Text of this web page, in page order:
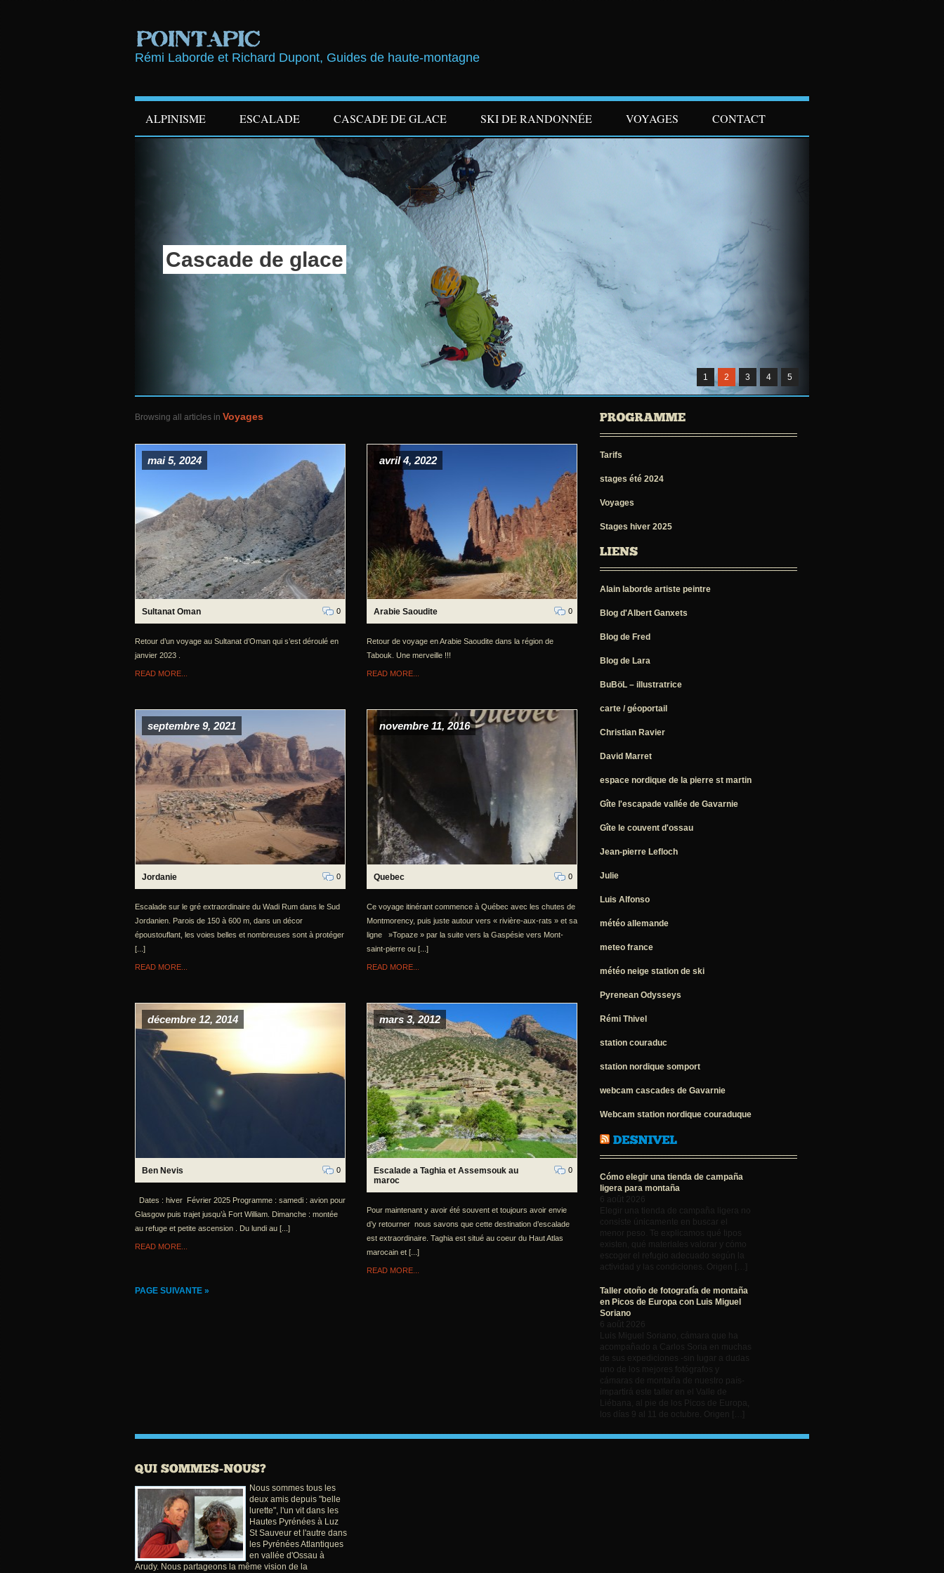
Rémi Laborde et Richard Dupont, Guides de haute-montagne
ALPINISME ESCALADE CASCADE DE GLACE SKI DE RANDONNÉE VOYAGES CONTACT
Cascade de glace
1 2 3 4 5
Browsing all articles in Voyages
mai 5, 2024
Sultanat Oman 0
Retour d’un voyage au Sultanat d’Oman qui s’est déroulé en
janvier 2023 .
READ MORE...
avril 4, 2022
Arabie Saoudite 0
Retour de voyage en Arabie Saoudite dans la région de
Tabouk. Une merveille !!!
READ MORE...
septembre 9, 2021
Jordanie 0
Escalade sur le gré extraordinaire du Wadi Rum dans le Sud
Jordanien. Parois de 150 à 600 m, dans un décor
époustouflant, les voies belles et nombreuses sont à protéger
[...]
READ MORE...
novembre 11, 2016
Quebec 0
Ce voyage itinérant commence à Québec avec les chutes de
Montmorency, puis juste autour vers « rivière-aux-rats » et sa
ligne »Topaze » par la suite vers la Gaspésie vers Mont-
saint-pierre ou [...]
READ MORE...
décembre 12, 2014
Ben Nevis 0
Dates : hiver Février 2025 Programme : samedi : avion pour
Glasgow puis trajet jusqu’à Fort William. Dimanche : montée
au refuge et petite ascension . Du lundi au [...]
READ MORE...
mars 3, 2012
Escalade a Taghia et Assemsouk au
maroc
0
Pour maintenant y avoir été souvent et toujours avoir envie
d’y retourner nous savons que cette destination d’escalade
est extraordinaire. Taghia est situé au coeur du Haut Atlas
marocain et [...]
READ MORE...
PAGE SUIVANTE »
Tarifs
stages été 2024
Voyages
Stages hiver 2025
Alain laborde artiste peintre
Blog d'Albert Ganxets
Blog de Fred
Blog de Lara
BuBöL – illustratrice
carte / géoportail
Christian Ravier
David Marret
espace nordique de la pierre st martin
Gîte l'escapade vallée de Gavarnie
Gîte le couvent d'ossau
Jean-pierre Lefloch
Julie
Luis Alfonso
météo allemande
meteo france
météo neige station de ski
Pyrenean Odysseys
Rémi Thivel
station couraduc
station nordique somport
webcam cascades de Gavarnie
Webcam station nordique couraduque
Cómo elegir una tienda de campaña
ligera para montaña
6 août 2026
Elegir una tienda de campaña ligera no
consiste únicamente en buscar el
menor peso. Te explicamos qué tipos
existen, qué materiales valorar y cómo
escoger el refugio adecuado según la
actividad y las condiciones. Origen […]
Taller otoño de fotografía de montaña
en Picos de Europa con Luis Miguel
Soriano
6 août 2026
Luis Miguel Soriano, cámara que ha
acompañado a Carlos Soria en muchas
de sus expediciones -sin lugar a dudas
uno de los mejores fotógrafos y
cámaras de montaña de nuestro país-
impartirá este taller en el Valle de
Liébana, al pie de los Picos de Europa,
los días 9 al 11 de octubre. Origen […]
Nous sommes tous les
deux amis depuis "belle
lurette", l'un vit dans les
Hautes Pyrénées à Luz
St Sauveur et l'autre dans
les Pyrénées Atlantiques
en vallée d'Ossau à
Arudy. Nous partageons la même vision de la